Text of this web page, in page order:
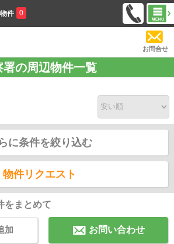
件 0
お問合せ
の周辺物件一覧
に条件を絞り込む
物件リクエスト
をまとめて
加 お問い合わせ